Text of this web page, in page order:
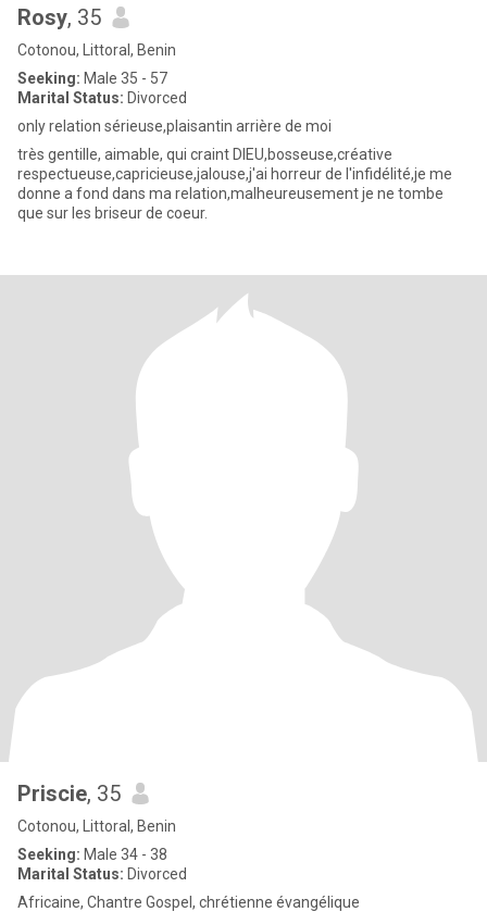
Rosy, 35
Cotonou, Littoral, Benin
Seeking: Male 35 - 57
Marital Status: Divorced
only relation sérieuse,plaisantin arrière de moi
très gentille, aimable, qui craint DIEU,bosseuse,créative
respectueuse,capricieuse,jalouse,j'ai horreur de l'infidélité,je me
donne a fond dans ma relation,malheureusement je ne tombe
que sur les briseur de coeur.
Priscie, 35
Cotonou, Littoral, Benin
Seeking: Male 34 - 38
Marital Status: Divorced
Africaine, Chantre Gospel, chrétienne évangélique